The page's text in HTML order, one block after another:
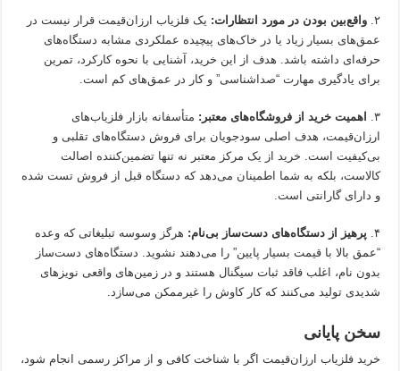
۲. واقع‌بین بودن در مورد انتظارات: یک فلزیاب ارزان‌قیمت قرار نیست در
عمق‌های بسیار زیاد یا در خاک‌های پیچیده عملکردی مشابه دستگاه‌های
حرفه‌ای داشته باشد. هدف از این خرید، آشنایی با نحوه کارکرد، تمرین
برای یادگیری مهارت “صداشناسی” و کار در عمق‌های کم است.
۳. اهمیت خرید از فروشگاه‌های معتبر: متأسفانه بازار فلزیاب‌های
ارزان‌قیمت، هدف اصلی سودجویان برای فروش دستگاه‌های تقلبی و
بی‌کیفیت است. خرید از یک مرکز معتبر نه تنها تضمین‌کننده اصالت
کالاست، بلکه به شما اطمینان می‌دهد که دستگاه قبل از فروش تست شده
و دارای گارانتی است.
۴. پرهیز از دستگاه‌های دست‌ساز بی‌نام: هرگز وسوسه تبلیغاتی که وعده
“عمق بالا با قیمت بسیار پایین” را می‌دهند نشوید. دستگاه‌های دست‌ساز
بدون نام، اغلب فاقد ثبات سیگنال هستند و در زمین‌های واقعی نویزهای
شدیدی تولید می‌کنند که کار کاوش را غیرممکن می‌سازد.
سخن پایانی
خرید فلزیاب ارزان‌قیمت اگر با شناخت کافی و از مراکز رسمی انجام شود،